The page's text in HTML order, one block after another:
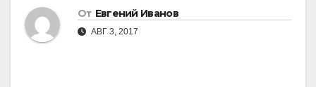
От Евгений Иванов
АВГ 3, 2017